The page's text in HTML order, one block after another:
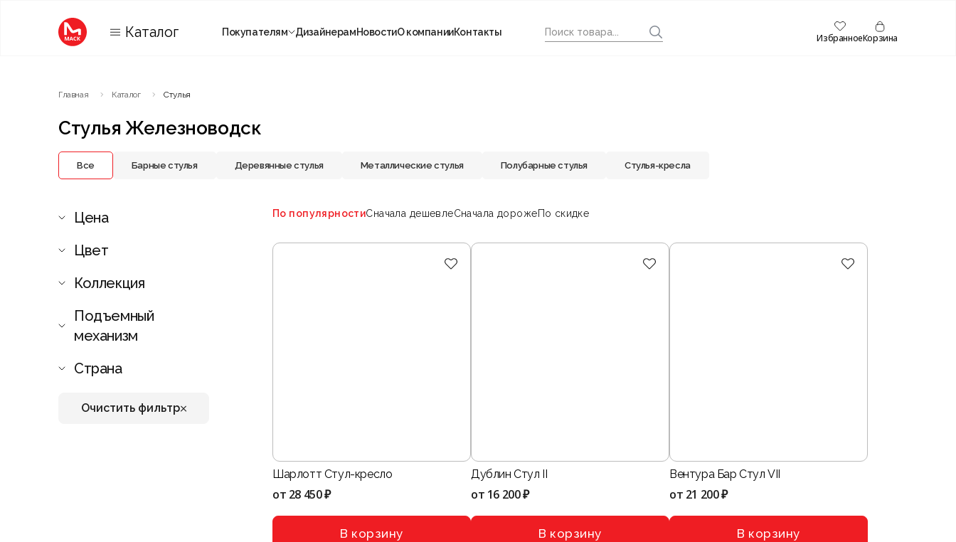
Каталог Покупателям ДизайнерамНовостиО компанииКонтакты ИзбранноеКорзина
Главная Каталог Стулья
Стулья Железноводск
Все Барные стулья Деревянные стулья Металлические стулья Полубарные стулья Стулья-кресла
Цена
Цвет
Коллекция
Подъемный
механизм
Страна
Очистить фильтр
По популярностиСначала дешевлеСначала дорожеПо скидке
Шарлотт Стул-кресло
от 28 450 ₽
В корзину
Дублин Стул II
от 16 200 ₽
В корзину
Вентура Бар Стул VII
от 21 200 ₽
В корзину